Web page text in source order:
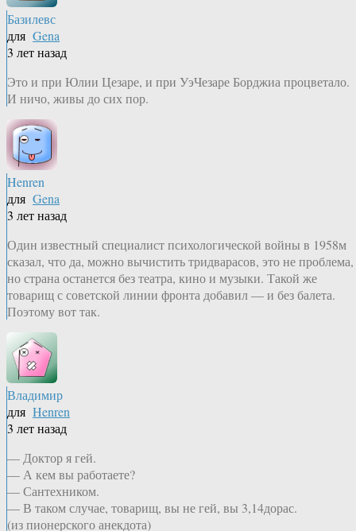
Базилевс
для Gena
3 лет назад
Это и при Юлии Цезаре, и при УэЧезаре Борджиа процветало.
И ничо, живы до сих пор.
Henren
для Gena
3 лет назад
Один известный специалист психологической войны в 1958м
сказал, что да, можно вычистить тридварасов, это не проблема,
но страна останется без театра, кино и музыки. Такой же
товарищ с советской линии фронта добавил — и без балета.
Поэтому вот так.
Владимир
для Henren
3 лет назад
— Доктор я гей.
— А кем вы работаете?
— Сантехником.
— В таком случае, товарищ, вы не гей, вы 3,14дорас.
(из пионерского анекдота)